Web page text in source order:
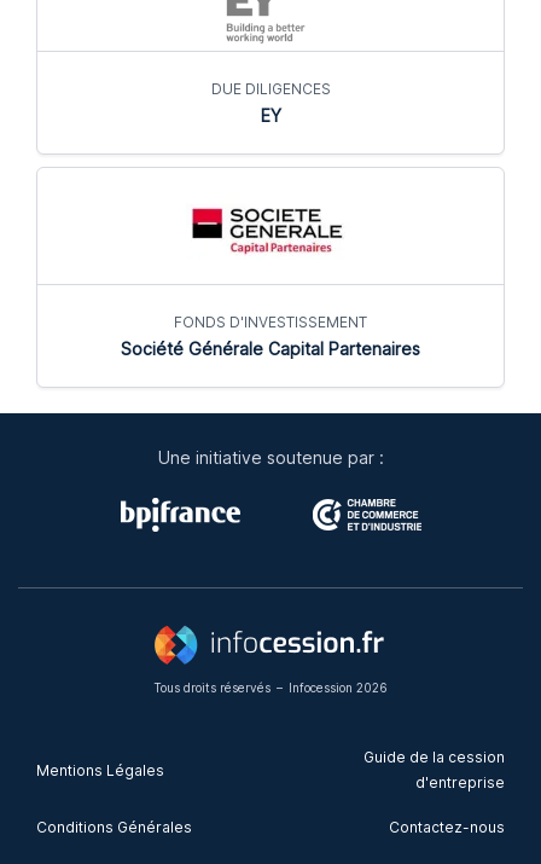
DUE DILIGENCES
EY
FONDS D'INVESTISSEMENT
Société Générale Capital Partenaires
Une initiative soutenue par :
Mentions Légales
Conditions Générales
Guide de la cession
d'entreprise
Contactez-nous
Tous droits réservés – Infocession 2026